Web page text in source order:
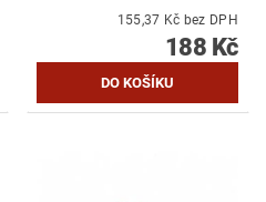
155,37 Kč bez DPH
188 Kč